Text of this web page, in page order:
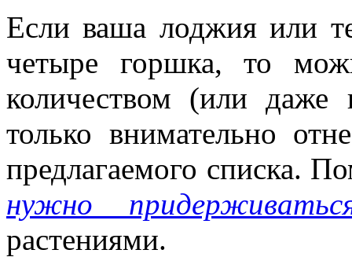
Если ваша лоджия или
четыре горшка, то
количеством (или даже
только внимательно
предлагаемого списка.
нужно
растениями.